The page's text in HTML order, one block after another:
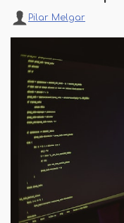
Pilar Melgar